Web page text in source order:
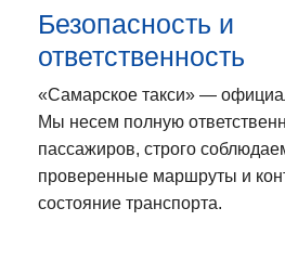
Безопасность и
ответственность
«Самарское такси» —
Мы несем полную
пассажиров, строго
проверенные маршруты и
состояние транспорта.